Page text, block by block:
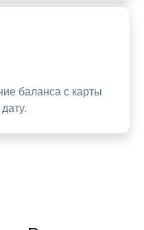
баланса с карты